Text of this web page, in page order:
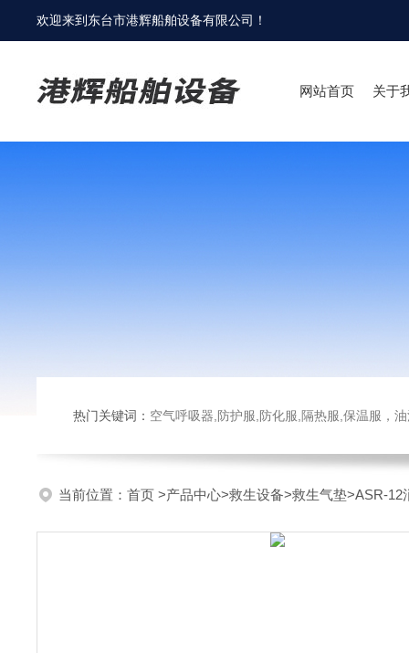
欢迎来到 东台市港辉船舶设备有限公司 ！
网站首页 关于
热门关键词： 空气呼吸器,防护服,防化服,隔热服,保温服，
当前位置： 首页 >产品中心>救生设备>救生气垫>ASR-12